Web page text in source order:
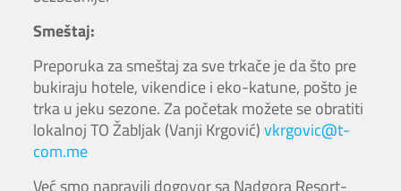
Smeštaj:
Preporuka za smeštaj za sve trkače je da što pre
bukiraju hotele, vikendice i eko-katune, pošto je
trka u jeku sezone. Za početak možete se obratiti
lokalnoj TO Žabljak (Vanji Krgović)vkrgovic@t-
com.me
Već smo napravili dogovor sa Nadgora Resort-